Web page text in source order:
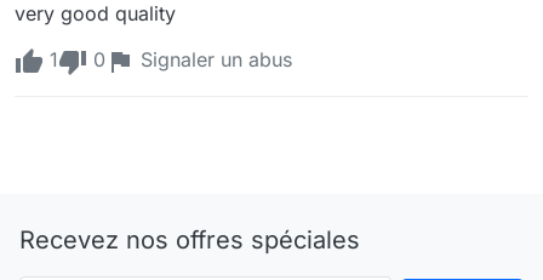
very good quality
1
0 Signaler un abus
Recevez nos offres spéciales